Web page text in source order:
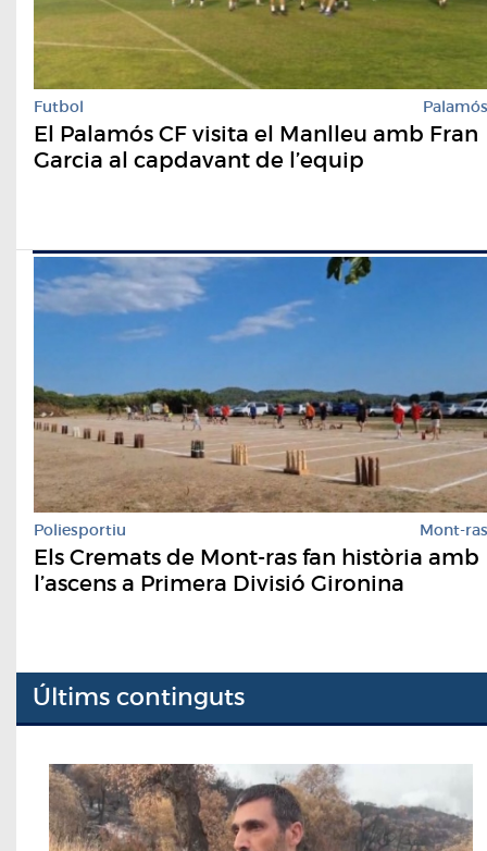
Futbol Palamós
El Palamós CF visita el Manlleu amb Fran
Garcia al capdavant de l’equip
Poliesportiu Mont-ras
Els Cremats de Mont-ras fan història amb
l’ascens a Primera Divisió Gironina
Últims continguts